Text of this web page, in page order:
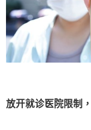
放开就诊医院限制